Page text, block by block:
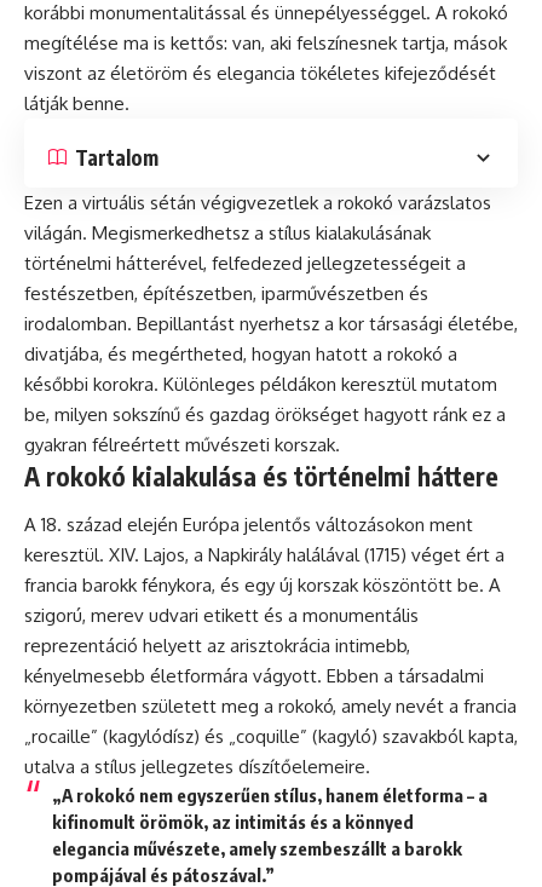
korábbi monumentalitással és ünnepélyességgel. A rokokó
megítélése ma is kettős: van, aki felszínesnek tartja, mások
viszont az életöröm és elegancia tökéletes kifejeződését
látják benne.
Tartalom
Ezen a virtuális sétán végigvezetlek a rokokó varázslatos
világán. Megismerkedhetsz a stílus kialakulásának
történelmi hátterével, felfedezed jellegzetességeit a
festészetben, építészetben, iparművészetben és
irodalomban. Bepillantást nyerhetsz a kor társasági életébe,
divatjába, és megértheted, hogyan hatott a rokokó a
későbbi korokra. Különleges példákon keresztül mutatom
be, milyen sokszínű és gazdag örökséget hagyott ránk ez a
gyakran félreértett művészeti korszak.
A rokokó kialakulása és történelmi háttere
A 18. század elején Európa jelentős változásokon ment
keresztül. XIV. Lajos, a Napkirály halálával (1715) véget ért a
francia barokk fénykora, és egy új korszak köszöntött be. A
szigorú, merev udvari etikett és a monumentális
reprezentáció helyett az arisztokrácia intimebb,
kényelmesebb életformára vágyott. Ebben a társadalmi
környezetben született meg a rokokó, amely nevét a francia
„rocaille” (kagylódísz) és „coquille” (kagyló) szavakból kapta,
utalva a stílus jellegzetes díszítőelemeire.
„A rokokó nem egyszerűen stílus, hanem életforma – a
kifinomult örömök, az intimitás és a könnyed
elegancia művészete, amely szembeszállt a barokk
pompájával és pátoszával.”